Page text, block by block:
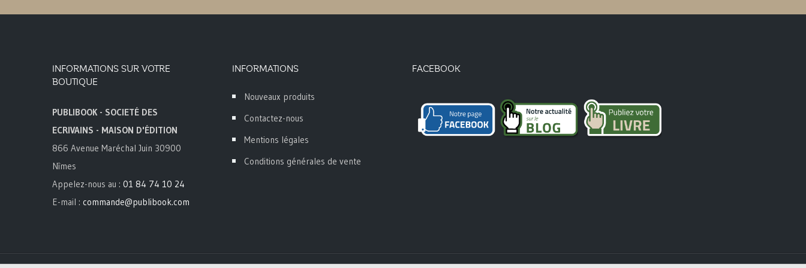
INFORMATIONS SUR VOTRE
BOUTIQUE
PUBLIBOOK - SOCIETÉ DES
ECRIVAINS - MAISON D'ÉDITION
866 Avenue Maréchal Juin 30900
Nîmes
Appelez-nous au : 01 84 74 10 24
E-mail : commande@publibook.com
INFORMATIONS
Nouveaux produits
Contactez-nous
Mentions légales
Conditions générales de vente
FACEBOOK